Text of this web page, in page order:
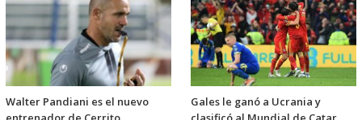
Walter Pandiani es el nuevo
Gales le ganó a Ucrania y